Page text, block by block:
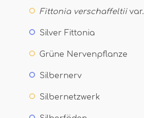
Fittonia verschaffeltiivar.
Silver Fittonia
Grüne Nervenpflanze
Silbernerv
Silbernetzwerk